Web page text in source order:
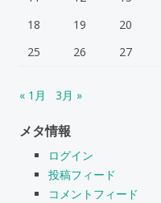
18
19 20
25
26 27
« 1月 3月 »
メタ情報
ログイン
投稿フィード
コメントフィード